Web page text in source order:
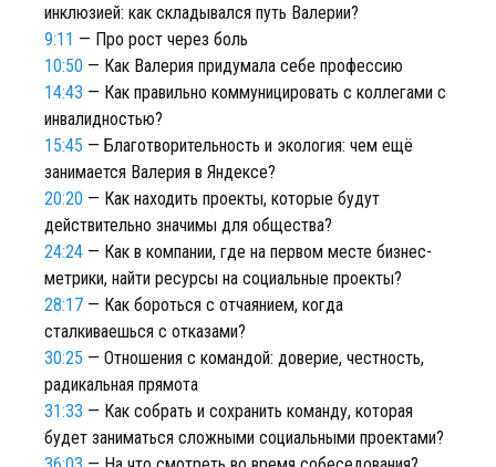
инклюзией: как складывался путь Валерии?
9:11 — Про рост через боль
10:50 — Как Валерия придумала себе профессию
14:43 — Как правильно коммуницировать с коллегами с
инвалидностью?
15:45 — Благотворительность и экология: чем ещё
занимается Валерия в Яндексе?
20:20 — Как находить проекты, которые будут
действительно значимы для общества?
24:24 — Как в компании, где на первом месте бизнес-
метрики, найти ресурсы на социальные проекты?
28:17 — Как бороться с отчаянием, когда
сталкиваешься с отказами?
30:25 — Отношения с командой: доверие, честность,
радикальная прямота
31:33 — Как собрать и сохранить команду, которая
будет заниматься сложными социальными проектами?